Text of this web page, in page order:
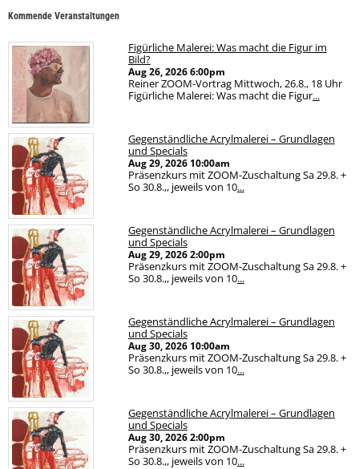
Kommende Veranstaltungen
Figürliche Malerei: Was macht die Figur im
Bild?
Aug 26, 20266:00pm
Reiner ZOOM-Vortrag Mittwoch, 26.8., 18 Uhr
Figürliche Malerei: Was macht die Figur...
Gegenständliche Acrylmalerei – Grundlagen
und Specials
Aug 29, 2026 10:00am
Präsenzkurs mit ZOOM-Zuschaltung Sa 29.8. +
So 30.8.,, jeweils von 10...
Gegenständliche Acrylmalerei – Grundlagen
und Specials
Aug 29, 20262:00pm
Präsenzkurs mit ZOOM-Zuschaltung Sa 29.8. +
So 30.8.,, jeweils von 10...
Gegenständliche Acrylmalerei – Grundlagen
und Specials
Aug 30, 2026 10:00am
Präsenzkurs mit ZOOM-Zuschaltung Sa 29.8. +
So 30.8.,, jeweils von 10...
Gegenständliche Acrylmalerei – Grundlagen
und Specials
Aug 30, 20262:00pm
Präsenzkurs mit ZOOM-Zuschaltung Sa 29.8. +
So 30.8.,, jeweils von 10...